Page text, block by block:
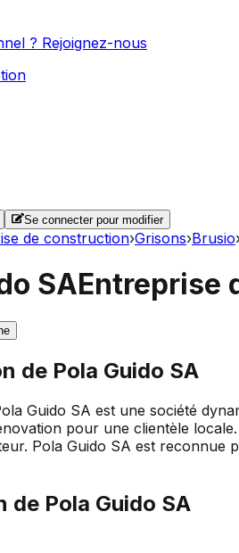
? Rejoignez-nous
Se connecter pour modifier
de construction›Grisons›Brusio›
SAEntreprise
de Pola Guido SA
Guido SA est une société
pour une clientèle
Pola Guido SA est reconnue
de Pola Guido SA